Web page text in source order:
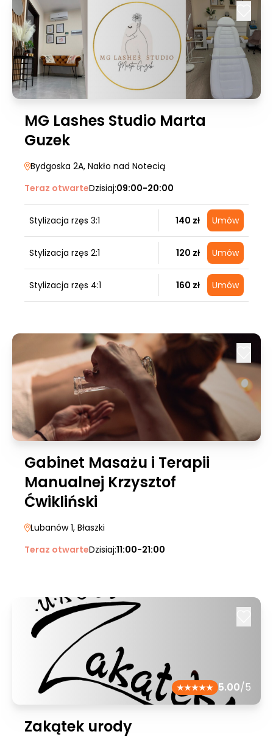
MG Lashes Studio Marta
Guzek
Bydgoska 2A, Nakło nad Notecią
Teraz otwarteDzisiaj:09:00-20:00
Stylizacja rzęs 3:1 140 zł Umów
Stylizacja rzęs 2:1 120 zł Umów
Stylizacja rzęs 4:1 160 zł Umów
Gabinet Masażu i Terapii
Manualnej Krzysztof
Ćwikliński
Lubanów 1, Błaszki
Teraz otwarteDzisiaj:11:00-21:00
5.00/5
Zakątek urody